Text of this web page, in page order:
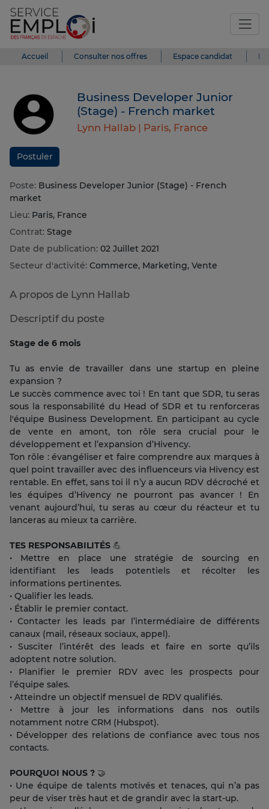
Accueil Consulter nos offres Espace candidat
Business Developer Junior
(Stage) - French market
Lynn Hallab | Paris, France
Postuler
Poste: Business Developer Junior (Stage) - French
market
Lieu: Paris, France
Contrat: Stage
Date de publication: 02 Juillet 2021
Secteur d'activité: Commerce, Marketing, Vente
A propos de Lynn Hallab
Descriptif du poste
Stage de 6 mois
Tu as envie de travailler dans une startup en pleine
expansion ?
Le succès commence avec toi ! En tant que SDR, tu seras
sous la responsabilité du Head of SDR et tu renforceras
l'équipe Business Development. En participant au cycle
de vente en amont, ton rôle sera crucial pour le
développement et l’expansion d’Hivency.
Ton rôle : évangéliser et faire comprendre aux marques à
quel point travailler avec des influenceurs via Hivency est
rentable. En effet, sans toi il n’y a aucun RDV décroché et
les équipes d’Hivency ne pourront pas avancer ! En
venant aujourd’hui, tu seras au cœur du réacteur et tu
lanceras au mieux ta carrière.
TES RESPONSABILITÉS 💪
• Mettre en place une stratégie de sourcing en
identifiant les leads potentiels et récolter les
informations pertinentes.
• Qualifier les leads.
• Établir le premier contact.
• Contacter les leads par l’intermédiaire de différents
canaux (mail, réseaux sociaux, appel).
• Susciter l’intérêt des leads et faire en sorte qu’ils
adoptent notre solution.
• Planifier le premier RDV avec les prospects pour
l’équipe sales.
• Atteindre un objectif mensuel de RDV qualifiés.
• Mettre à jour les informations dans nos outils
notamment notre CRM (Hubspot).
• Développer des relations de confiance avec tous nos
contacts.
POURQUOI NOUS ? 🤝
• Une équipe de talents motivés et tenaces, qui n’a pas
peur de viser très haut et de grandir avec la start-up.